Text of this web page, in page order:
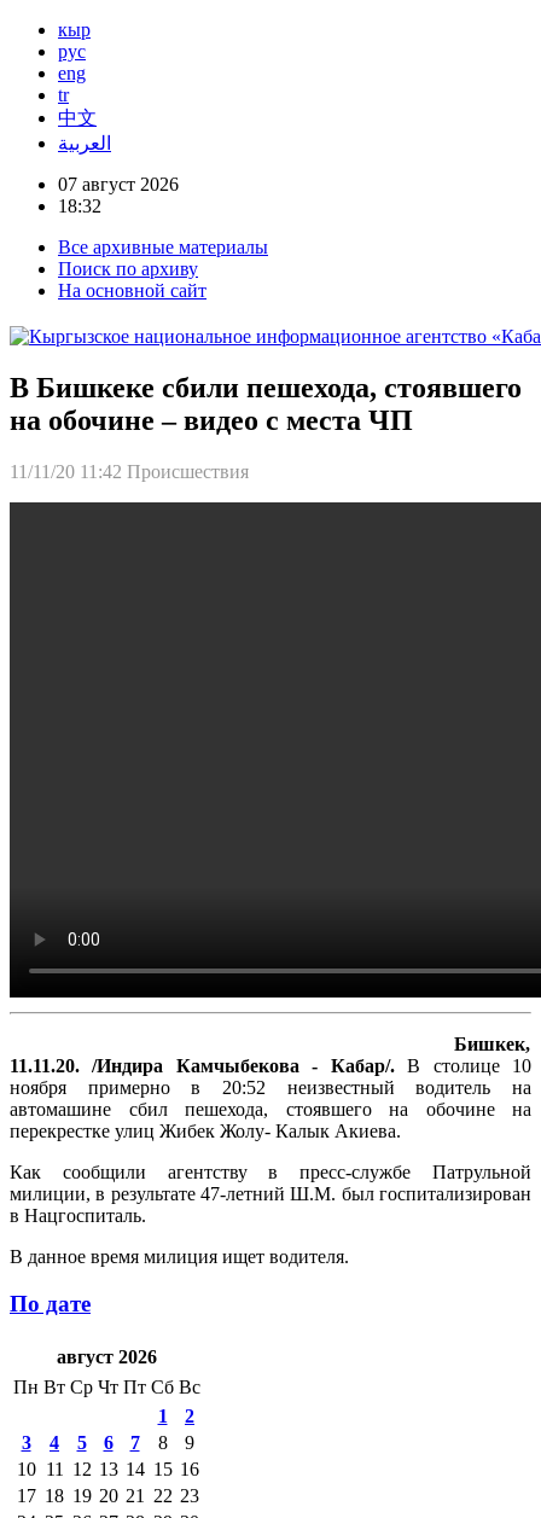
кыр
рус
eng
tr
中文
العربية
07 август 2026
18:32
Все архивные материалы
Поиск по архиву
На основной сайт
В Бишкеке сбили пешехода, стоявшего
на обочине – видео с места ЧП
11/11/20 11:42 Происшествия
Бишкек,
11.11.20. /Индира Камчыбекова - Кабар/.В столице 10
ноября примерно в 20:52 неизвестный водитель на
автомашине сбил пешехода, стоявшего на обочине на
перекрестке улиц Жибек Жолу- Калык Акиева.
Как сообщили агентству в пресс-службе Патрульной
милиции, в результате 47-летний Ш.М. был госпитализирован
в Нацгоспиталь.
В данное время милиция ищет водителя.
По дате
август 2026
Пн Вт Ср Чт Пт Сб Вс
1
2
3
4 5 6 7 8
9
10 11 12 13 14 15 16
17 18 19 20 21 22 23